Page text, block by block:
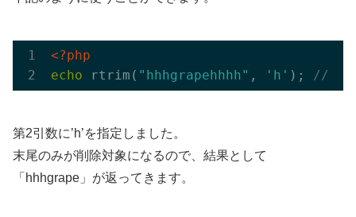
<?php
echo rtrim( "hhhgrapehhhh" , 'h' ); // 結
第2引数に’h’を指定しました。
末尾のみが削除対象になるので、結果として
「hhhgrape」が返ってきます。